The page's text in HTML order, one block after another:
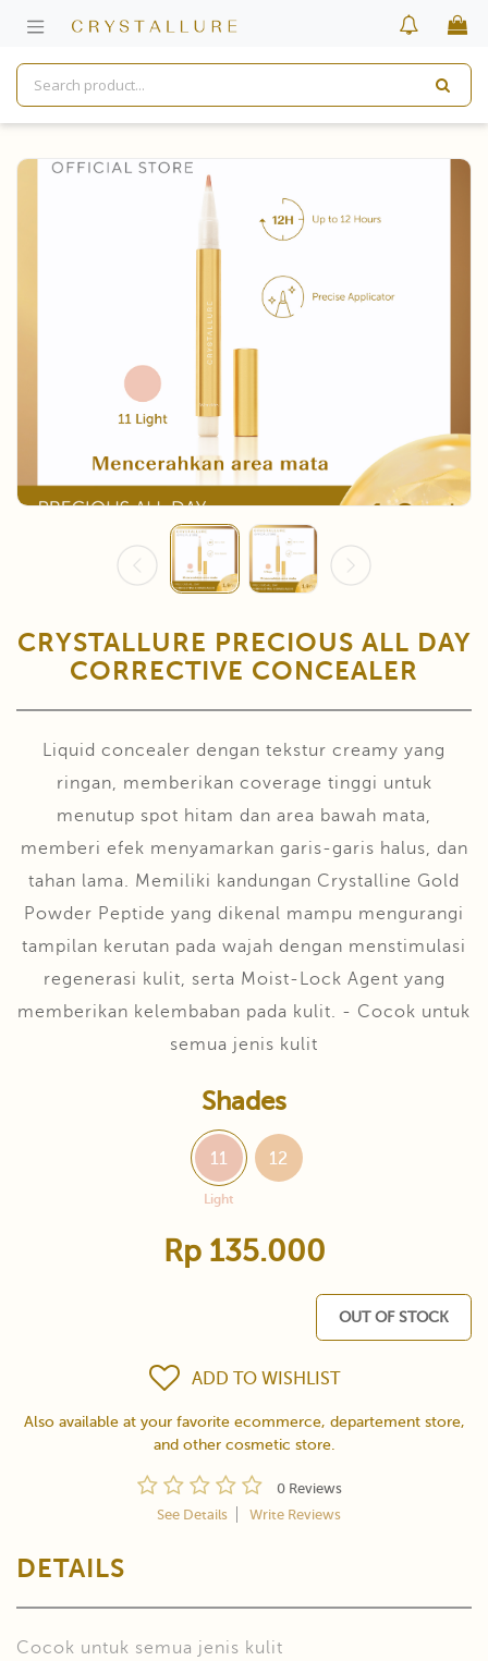
CRYSTALLURE PRECIOUS ALL DAY
CORRECTIVE CONCEALER
Liquid concealer dengan tekstur creamy yang
ringan, memberikan coverage tinggi untuk
menutup spot hitam dan area bawah mata,
memberi efek menyamarkan garis-garis halus, dan
tahan lama. Memiliki kandungan Crystalline Gold
Powder Peptide yang dikenal mampu mengurangi
tampilan kerutan pada wajah dengan menstimulasi
regenerasi kulit, serta Moist-Lock Agent yang
memberikan kelembaban pada kulit. - Cocok untuk
semua jenis kulit
Shades
11
Light
12
Rp 135.000
OUT OF STOCK
ADD TO WISHLIST
Also available at your favorite ecommerce, departement store,
and other cosmetic store.
0 Reviews
See Details
Write Reviews
DETAILS
Cocok untuk semua jenis kulit